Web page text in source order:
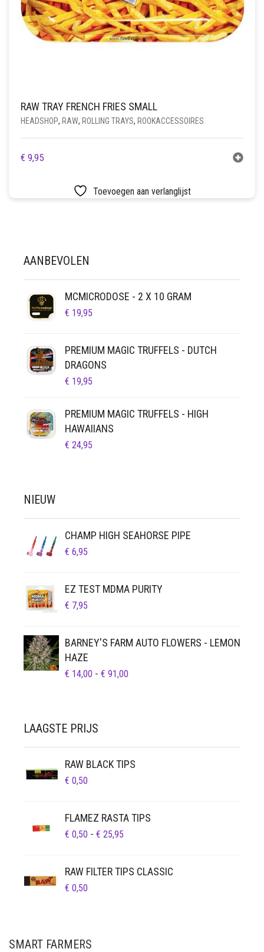
RAW TRAY FRENCH FRIES SMALL
HEADSHOP, RAW, ROLLING TRAYS, ROOKACCESSOIRES
€ 9,95
Toevoegen aan verlanglijst
AANBEVOLEN
MCMICRODOSE - 2 X 10 GRAM
€ 19,95
PREMIUM MAGIC TRUFFELS - DUTCH
DRAGONS
€ 19,95
PREMIUM MAGIC TRUFFELS - HIGH
HAWAIIANS
€ 24,95
NIEUW
CHAMP HIGH SEAHORSE PIPE
€ 6,95
EZ TEST MDMA PURITY
€ 7,95
BARNEY'S FARM AUTO FLOWERS - LEMON
HAZE
€ 14,00 - € 91,00
LAAGSTE PRIJS
RAW BLACK TIPS
€ 0,50
FLAMEZ RASTA TIPS
€ 0,50 - € 25,95
€ 25,95
RAW FILTER TIPS CLASSIC
€ 0,50
SMART FARMERS